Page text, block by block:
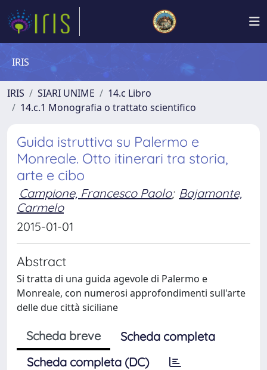
IRIS
IRIS SIARI UNIME
14.c Libro
14.c.1 Monografia o trattato scientifico
Guida istruttiva su Palermo e
Monreale. Otto itinerari tra storia,
arte e cibo
Campione, Francesco Paolo; Bajamonte,
Carmelo
2015-01-01
Abstract
Si tratta di una guida agevole di Palermo e
Monreale, con numerosi approfondimenti sull'arte
delle due città siciliane
Scheda breve
Scheda completa
Scheda completa (DC)